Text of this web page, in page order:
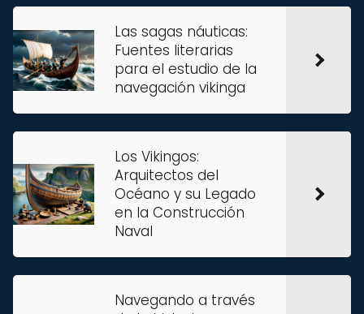
Las sagas náuticas:
Fuentes literarias
para el estudio de la
navegación vikinga
Los Vikingos:
Arquitectos del
Océano y su Legado
en la Construcción
Naval
Navegando a través